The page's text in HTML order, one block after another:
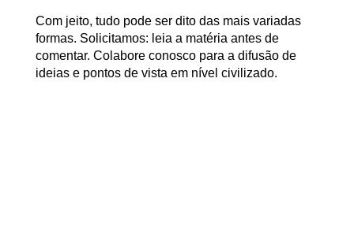
Com jeito, tudo pode ser dito das mais variadas
formas. Solicitamos: leia a matéria antes de
comentar. Colabore conosco para a difusão de
ideias e pontos de vista em nível civilizado.